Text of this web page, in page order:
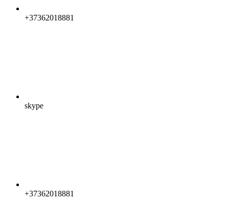
+37362018881
skype
+37362018881